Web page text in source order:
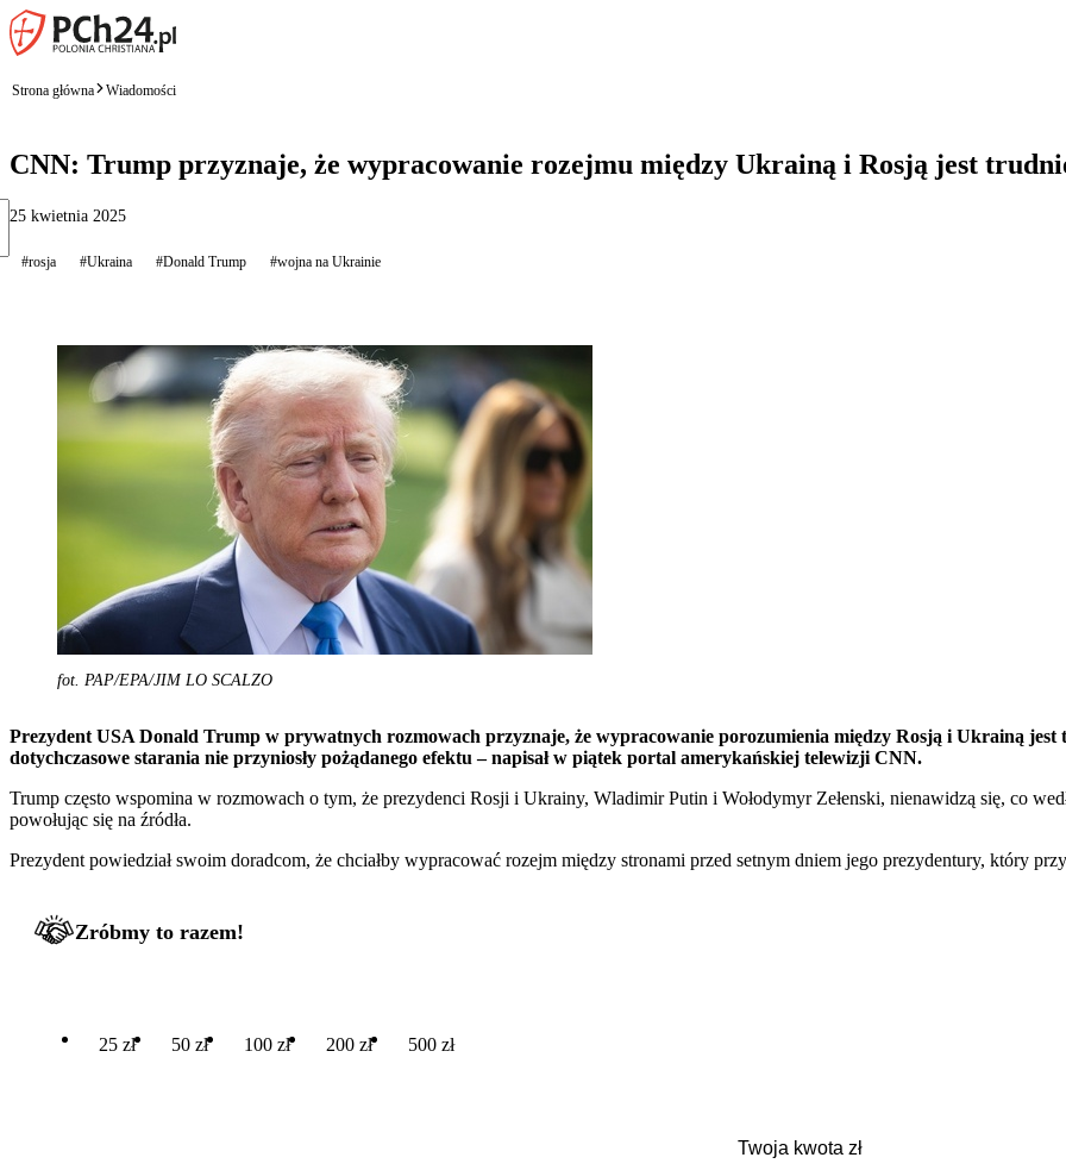
Strona główna Wiadomości
CNN: Trump przyznaje, że wypracowanie rozejmu między Ukrainą i Rosją jest
25 kwietnia 2025
#rosja #Ukraina #Donald Trump #wojna na Ukrainie
fot. PAP/EPA/JIM LO SCALZO
Prezydent USA Donald Trump w prywatnych rozmowach przyznaje, że wypracowanie porozumienia między Rosją i Ukrainą jest
dotychczasowe starania nie przyniosły pożądanego efektu – napisał w piątek portal amerykańskiej telewizji CNN.
Trump często wspomina w rozmowach o tym, że prezydenci Rosji i Ukrainy, Wladimir Putin i Wołodymyr Zełenski, nienawidzą się, co
powołując się na źródła.
Prezydent powiedział swoim doradcom, że chciałby wypracować rozejm między stronami przed setnym dniem jego prezydentury, który
Zróbmy to razem!
25 zł 50 zł 100 zł 200 zł 500 zł